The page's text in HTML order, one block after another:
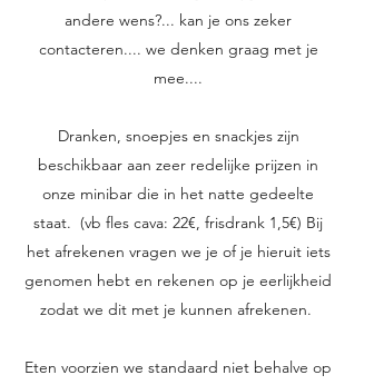
andere wens?... kan je ons zeker
contacteren.... we denken graag met je
mee....
Dranken, snoepjes en snackjes zijn
beschikbaar aan zeer redelijke prijzen in
onze minibar die in het natte gedeelte
staat. (vb fles cava: 22€, frisdrank 1,5€) Bij
het afrekenen vragen we je of je hieruit iets
genomen hebt en rekenen op je eerlijkheid
zodat we dit met je kunnen afrekenen.
Eten voorzien we standaard niet behalve op